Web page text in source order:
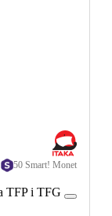
50 Smart! Monet
TFP i TFG